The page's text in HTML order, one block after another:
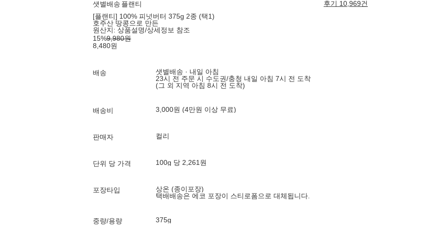
샛별배송 플랜티
후기 10,969건
[플랜티] 100% 피넛버터 375g 2종 (택1)
호주산 땅콩으로 만든
원산지: 상품설명/상세정보 참조
15%9,980원
8,480원
배송
샛별배송 · 내일 아침
23시 전 주문 시 수도권/충청 내일 아침 7시 전 도착
(그 외 지역 아침 8시 전 도착)
배송비 3,000원 (4만원 이상 무료)
판매자 컬리
단위 당 가격 100g 당 2,261원
포장타입
상온 (종이포장)
택배배송은 에코 포장이 스티로폼으로 대체됩니다.
중량/용량 375g